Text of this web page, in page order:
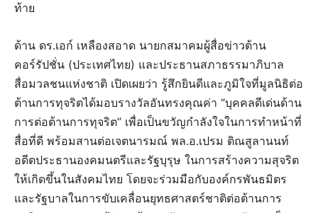
ท้าย
ด้าน ดร.เอก์ เหลืองสอาด นายกสมาคมผู้สื่อข่าวต้าน
คอร์รัปชั่น (ประเทศไทย) และประธานสภาธรรมาภิบาล
สื่อมวลชนแห่งชาติ เปิดเผยว่า รู้สึกยินดีและภูมิใจที่มูลนิธิต่อ
ต้านการทุจริตได้มอบรางวัลอันทรงคุณค่า “บุคคลดีเด่นด้าน
การต่อต้านการทุจริต” เพื่อเป็นขวัญกำลังใจในการทำหน้าที่
สื่อที่ดี พร้อมสานต่อเจตนารมณ์ พล.อ.เปรม ติณสูลานนท์
อดีตประธานองคมนตรีและรัฐบุรุษ ในการสร้างความสุจริต
ให้เกิดขึ้นในสังคมไทย โดยจะร่วมมือกับองค์กรพันธมิตร
และรัฐบาลในการขับเคลื่อนยุทธศาสตร์ชาติต่อต้านการ